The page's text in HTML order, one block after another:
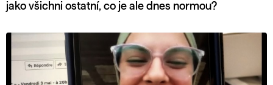
jako všichni ostatní, co je ale dnes normou?